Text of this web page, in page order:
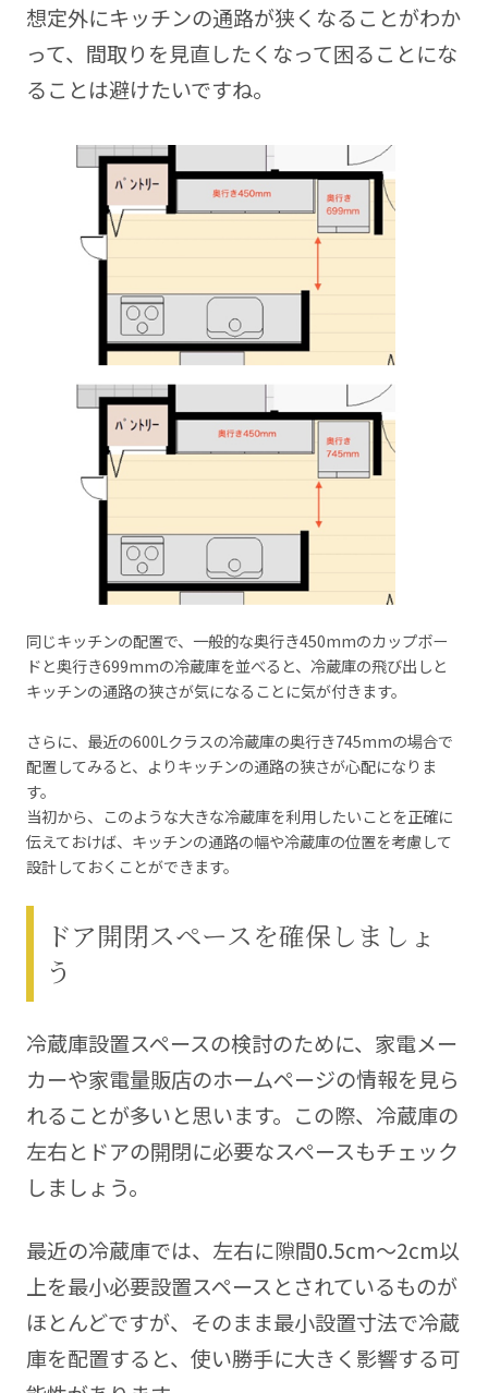
想定外にキッチンの通路が狭くなることがわか
って、間取りを見直したくなって困ることにな
ることは避けたいですね。
同じキッチンの配置で、一般的な奥行き450mmのカップボー
ドと奥行き699mmの冷蔵庫を並べると、冷蔵庫の飛び出しと
キッチンの通路の狭さが気になることに気が付きます。
さらに、最近の600Lクラスの冷蔵庫の奥行き745mmの場合で
配置してみると、よりキッチンの通路の狭さが心配になりま
す。
当初から、このような大きな冷蔵庫を利用したいことを正確に
伝えておけば、キッチンの通路の幅や冷蔵庫の位置を考慮して
設計しておくことができます。
ドア開閉スペースを確保しましょ
う
冷蔵庫設置スペースの検討のために、家電メー
カーや家電量販店のホームページの情報を見ら
れることが多いと思います。この際、冷蔵庫の
左右とドアの開閉に必要なスペースもチェック
しましょう。
最近の冷蔵庫では、左右に隙間0.5cm〜2cm以
上を最小必要設置スペースとされているものが
ほとんどですが、そのまま最小設置寸法で冷蔵
庫を配置すると、使い勝手に大きく影響する可